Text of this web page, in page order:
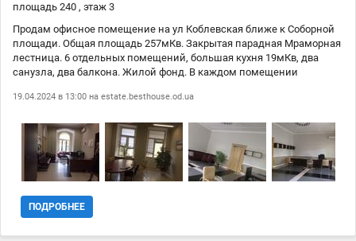
площадь 240 , этаж 3
Продам офисное помещение на ул Коблевская ближе к Соборной
площади. Общая площадь 257мКв. Закрытая парадная Мраморная
лестница. 6 отдельных помещений, большая кухня 19мКв, два
санузла, два балкона. Жилой фонд. В каждом помещении
дверь. Окна стеклопакеты из евробруса; Качественный офисный
дополнительная мебель.
19.04.2024 в 13:00 на estate.besthouse.od.ua
ПОДРОБНЕЕ